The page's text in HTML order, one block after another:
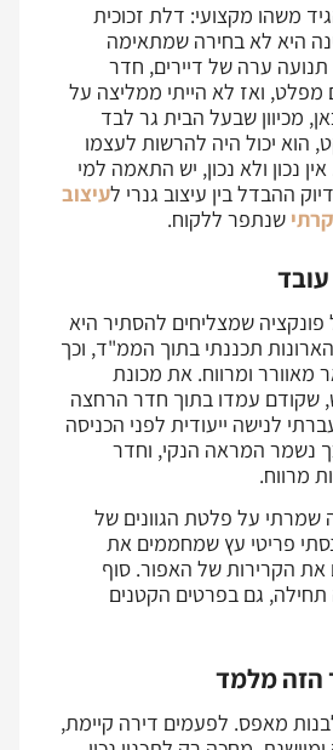
משהו מקצועי: דלת זכוכית
היא לא בחירה שמתאימה
ערה של דיירים, חדר
מפלט, ואז לא הייתי ממליצה על
מכיוון שבעל הבית גר לבד
הוא יכול היה להרשות לעצמו
נכון ולא נכון, יש התאמה למי
ההבדל בין עיצוב גנרי לעיצוב
שנתפר ללקוח.
שמצליחים להסתיר היא
תכננתי בתוך הממ"ד, וכך
מאוורר ומרווח. את מכונת
שקודם עמדו בתוך חדר הרחצה
לנישה ייעודית לפני הכניסה
נשמר המראה הנקי, וחדר
מרווח.
על פלטת הגוונים של
פריטי עץ שמחממים את
את הקרירות של האפור. סוף
גם בפרטים הקטנים
מלמד
מאפס. לפעמים דירה קיימת,